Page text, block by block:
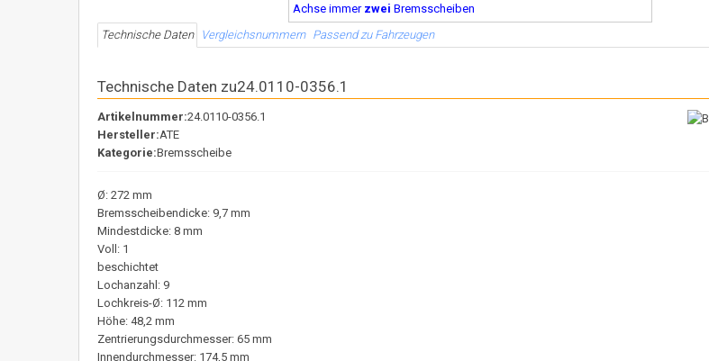
Achse immer zwei Bremsscheiben
Technische Daten
Vergleichsnummern Passend zu Fahrzeugen
Technische Daten zu24.0110-0356.1
Artikelnummer:24.0110-0356.1
Hersteller:ATE
Kategorie:Bremsscheibe
Ø: 272 mm
Bremsscheibendicke: 9,7 mm
Mindestdicke: 8 mm
Voll: 1
beschichtet
Lochanzahl: 9
Lochkreis-Ø: 112 mm
Höhe: 48,2 mm
Zentrierungsdurchmesser: 65 mm
Innendurchmesser: 174,5 mm